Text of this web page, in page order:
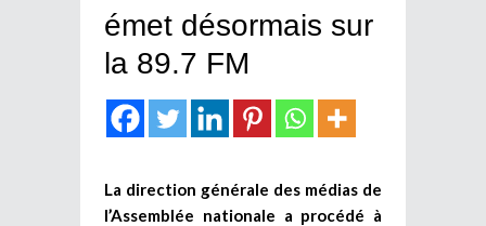
émet désormais sur
la 89.7 FM
La direction générale des médias de
l’Assemblée nationale a procédé à